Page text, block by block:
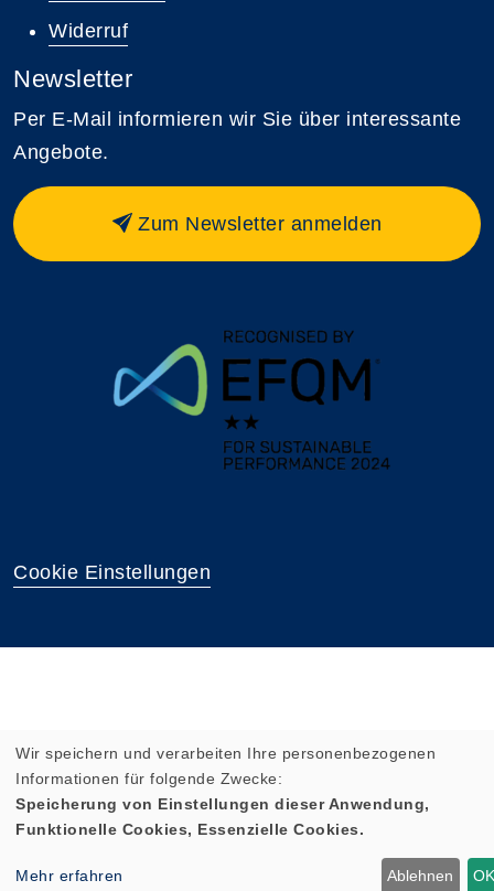
Widerruf
Newsletter
Per E-Mail informieren wir Sie über interessante
Angebote.
Zum Newsletter anmelden
Cookie Einstellungen
Wir speichern und verarbeiten Ihre personenbezogenen
Informationen für folgende Zwecke:
Speicherung von Einstellungen dieser Anwendung,
Funktionelle Cookies, Essenzielle Cookies.
Mehr erfahren Ablehnen